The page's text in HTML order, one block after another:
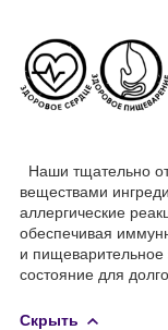
Наши тщательно
веществами
аллергические
обеспечивая
и пищеварительное
состояние для
Скрыть